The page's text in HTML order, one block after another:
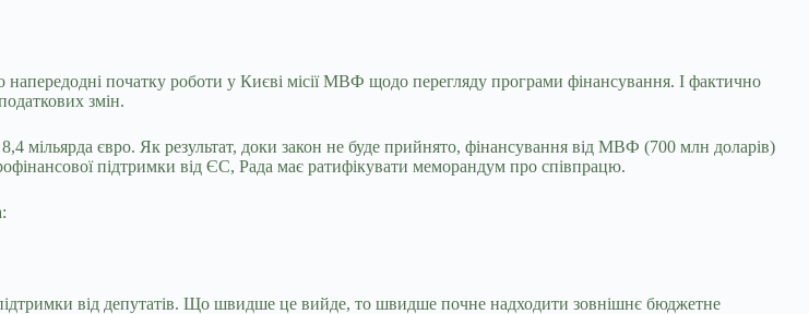
початку роботи у Києві місії МВФ щодо перегляду програми фінансування. І фактично
змін.
мільярда євро. Як результат, доки закон не буде прийнято, фінансування від МВФ (700 млн доларів)
підтримки від ЄС, Рада має ратифікувати меморандум про співпрацю.
підтримки від депутатів. Що швидше це вийде, то швидше почне надходити зовнішнє бюджетне